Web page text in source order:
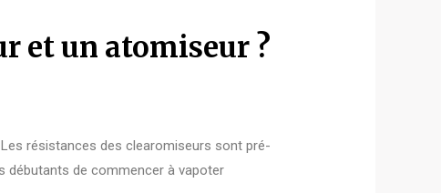
et un atomiseur ?
résistances des clearomiseurs sont pré-
débutants de commencer à vapoter